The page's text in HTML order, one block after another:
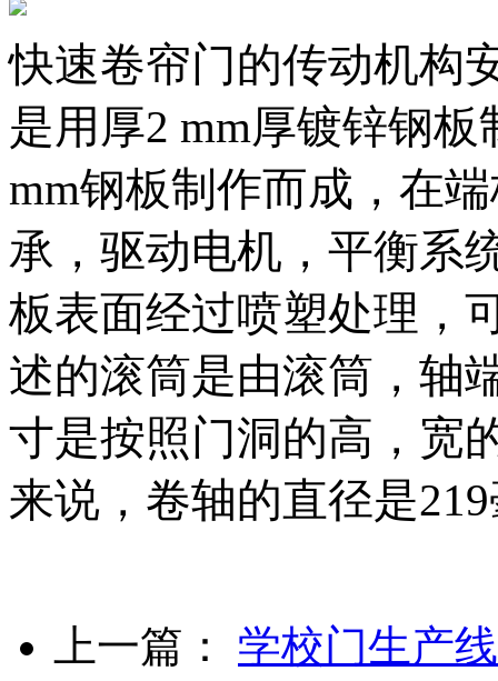
快速卷帘门的传动机构
是用厚2 mm厚镀锌钢
mm钢板制作而成，在
承，驱动电机，平衡系
板表面经过喷塑处理，
述的滚筒是由滚筒，轴
寸是按照门洞的高，宽
来说，卷轴的直径是
上一篇： 学校门生产线